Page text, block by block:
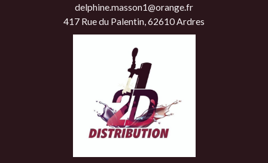
delphine.masson1@orange.fr
417 Rue du Palentin, 62610 Ardres